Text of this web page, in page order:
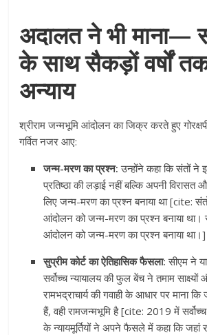
अदालत ने भी माना—
के साथ सैकड़ों वर्षों
अन्याय
श्रीराम जन्मभूमि आंदोलन का जिक्र करते हुए
गर्वित नजर आए:
जन्म-मरण का प्रश्न: उन्होंने कहा कि संतों
प्रतिष्ठा की लड़ाई नहीं बल्कि अपनी विरासत
लिए जन्म-मरण का प्रश्न बनाया था [cite:
आंदोलन को जन्म-मरण का प्रश्न बनाया था।
आंदोलन को जन्म-मरण का प्रश्न बनाया
सुप्रीम कोर्ट का ऐतिहासिक फैसला: सीएम ने
सर्वोच्च न्यायालय की फुल बेंच ने तमाम
रामभद्राचार्य की गवाही के आधार पर माना कि
हैं, वही रामजन्मभूमि है [cite: 2019 में
के न्यायमूर्तियों ने अपने फैसले में कहा कि जहां